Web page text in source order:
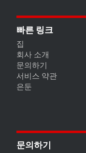
빠른 링크
집
회사 소개
문의하기
서비스 약관
은둔
문의하기